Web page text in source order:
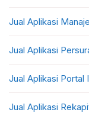
Jual Aplikasi
Jual Aplikasi
Jual Aplikasi Portal
Jual Aplikasi